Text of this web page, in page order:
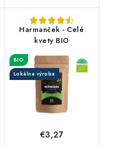
Harmanček - Celé
kvety BIO
BIO
Lokálna výroba
€3,27